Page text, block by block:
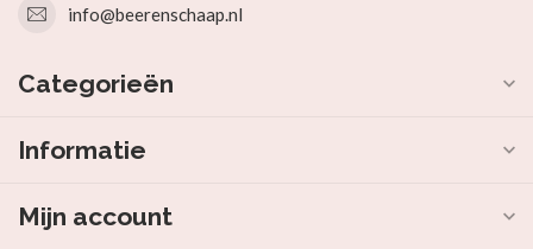
info@beerenschaap.nl
Categorieën
Informatie
Mijn account